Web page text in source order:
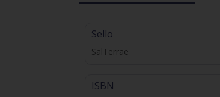
Sello
SalTerrae
ISBN